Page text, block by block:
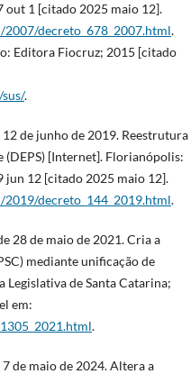
out 1 [citado 2025 maio 12].
decreto_678_2007.html.
Editora Fiocruz; 2015 [citado
.
12 de junho de 2019. Reestrutura
(DEPS) [Internet]. Florianópolis:
jun 12 [citado 2025 maio 12].
decreto_144_2019.html.
28 de maio de 2021. Cria a
mediante unificação de
de Santa Catarina;
em:
.
de maio de 2024. Altera a